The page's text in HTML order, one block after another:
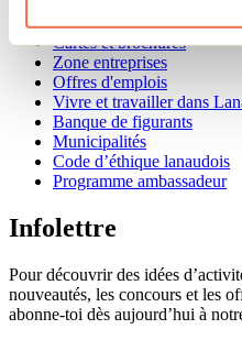
Cartes et brochures
Zone entreprises
Offres d'emplois
Vivre et travailler dans
Banque de figurants
Municipalités
Code d’éthique lanaudois
Programme ambassadeur
Infolettre
Pour découvrir des idées
nouveautés, les concours et les
abonne-toi dès aujourd’hui à